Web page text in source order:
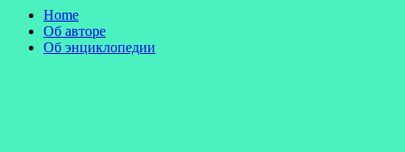
Home
Об авторе
Об энциклопедии